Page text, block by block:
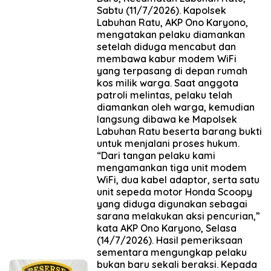
Sabtu (11/7/2026). Kapolsek
Labuhan Ratu, AKP Ono Karyono,
mengatakan pelaku diamankan
setelah diduga mencabut dan
membawa kabur modem WiFi
yang terpasang di depan rumah
kos milik warga. Saat anggota
patroli melintas, pelaku telah
diamankan oleh warga, kemudian
langsung dibawa ke Mapolsek
Labuhan Ratu beserta barang bukti
untuk menjalani proses hukum.
“Dari tangan pelaku kami
mengamankan tiga unit modem
WiFi, dua kabel adaptor, serta satu
unit sepeda motor Honda Scoopy
yang diduga digunakan sebagai
sarana melakukan aksi pencurian,”
kata AKP Ono Karyono, Selasa
(14/7/2026). Hasil pemeriksaan
sementara mengungkap pelaku
bukan baru sekali beraksi. Kepada